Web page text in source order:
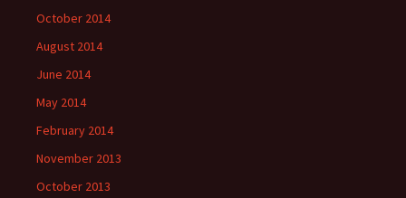
October 2014
August 2014
June 2014
May 2014
February 2014
November 2013
October 2013